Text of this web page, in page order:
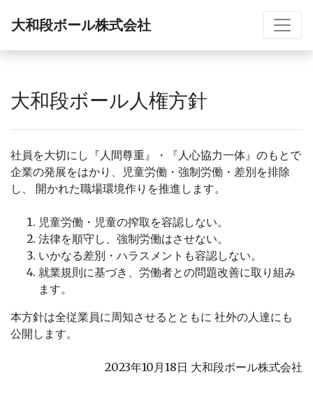
大和段ボール株式会社
大和段ボール人権方針
社員を大切にし『人間尊重』・『人心協力一体』のもとで
企業の発展をはかり、児童労働・強制労働・差別を排除
し、 開かれた職場環境作りを推進します。
児童労働・児童の搾取を容認しない。
法律を順守し、強制労働はさせない。
いかなる差別・ハラスメントも容認しない。
就業規則に基づき、労働者との問題改善に取り組み
ます。
本方針は全従業員に周知させるとともに 社外の人達にも
公開します。
2023年10月18日 大和段ボール株式会社